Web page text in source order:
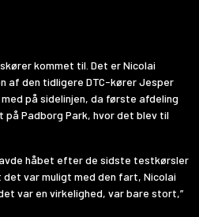
kommet til. Det er Nicolai
af den tidligere DTC-kører Jesper
på sidelinjen, da første afdeling
på Padborg Park, hvor det blev til
håbet efter de sidste testkørsler
var muligt med den fart, Nicolai
var en virkelighed, var bare stort,”